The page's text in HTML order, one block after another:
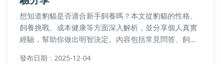
本文深入解析黃金鼠顏色的所有細節，包括常見與稀有
種類、遺傳機制、飼養注意事項，以及個人經驗分享。
提供實用指南和常見問答，幫助你全面了解黃金鼠顏
色，從選擇到照顧，解決所有疑問。